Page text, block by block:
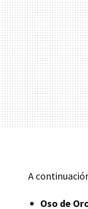
A
Oso de